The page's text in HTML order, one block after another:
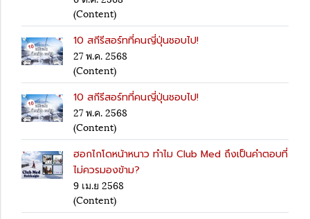
(Content)
10 สกีรีสอร์ทที่คนญี่ปุ่นชอบไป!
27 พ.ค. 2568
(Content)
10 สกีรีสอร์ทที่คนญี่ปุ่นชอบไป!
27 พ.ค. 2568
(Content)
ฮอกไกโดหน้าหนาว ทำไม Club Med ถึงเป็นคำตอบที่
ไม่ควรมองข้าม?
9 เม.ย 2568
(Content)